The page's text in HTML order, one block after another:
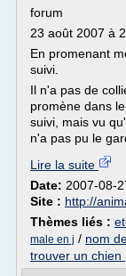
forum
23 août 2007 à
En promenant
suivi.
Il n'a pas de
promène dans
suivi, mais vu
n'a pas pu le
Lire la suite
Date: 2007-08-
Site : http://
Thèmes liés :
male en j / nom
trouver un chien